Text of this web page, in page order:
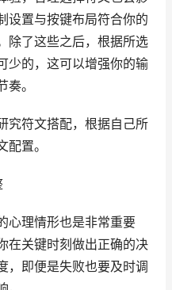
设置与按键布局符合你的
除了这些之后，根据所选
少的，这可以增强你的输
。
究符文搭配，根据自己所
置。
心理情形也是非常重要
在关键时刻做出正确的决
，即便是失败也要及时调